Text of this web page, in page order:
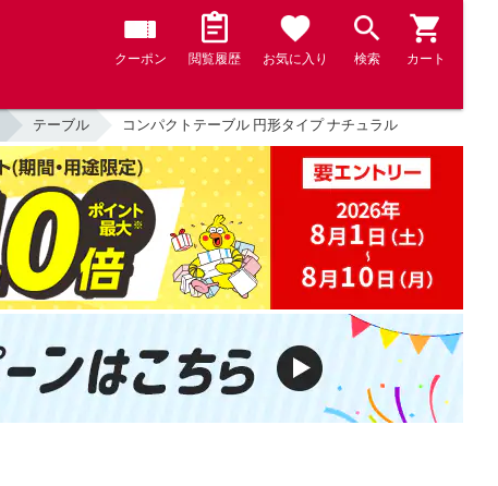
クーポン 閲覧履歴 お気に入り 検索 カート
テーブル コンパクトテーブル 円形タイプ ナチュラル